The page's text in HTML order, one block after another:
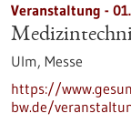
Veranstaltung -
Ulm, Messe
https://
bw.de/